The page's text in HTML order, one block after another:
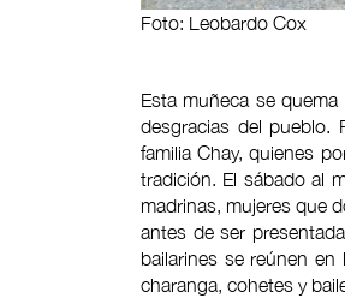
Foto: Leobardo Cox
Esta muñeca se
desgracias del pueblo.
familia Chay, quienes
tradición. El sábado al
madrinas, mujeres que
antes de ser
bailarines se reúnen
charanga, cohetes y